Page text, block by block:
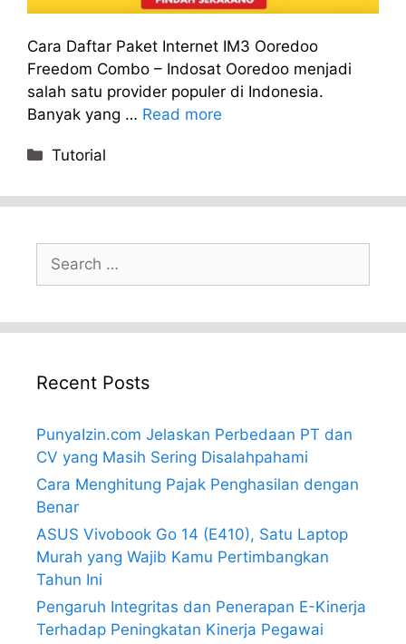
Cara Daftar Paket Internet IM3 Ooredoo
Freedom Combo – Indosat Ooredoo menjadi
salah satu provider populer di Indonesia.
Banyak yang … Read more
Categories
Tutorial
for:
Recent Posts
PunyaIzin.com Jelaskan Perbedaan PT dan
CV yang Masih Sering Disalahpahami
Cara Menghitung Pajak Penghasilan dengan
Benar
ASUS Vivobook Go 14 (E410), Satu Laptop
Murah yang Wajib Kamu Pertimbangkan
Tahun Ini
Pengaruh Integritas dan Penerapan E-Kinerja
Terhadap Peningkatan Kinerja Pegawai